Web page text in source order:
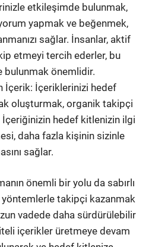
etkileşimde bulunmak,
yapmak ve beğenmek,
sağlar. İnsanlar, aktif
etmeyi tercih ederler, bu
bulunmak önemlidir.
İçerik: İçeriklerinizi hedef
oluşturmak, organik takipçi
İçeriğinizin hedef kitlenizin ilgi
daha fazla kişinin sizinle
sağlar.
önemli bir yolu da sabırlı
yöntemlerle takipçi kazanmak
vadede daha sürdürülebilir
içerikler üretmeye devam